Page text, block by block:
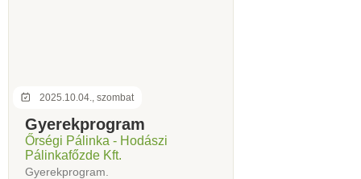
2025.10.04., szombat
Gyerekprogram
Őrségi Pálinka - Hodászi
Pálinkafőzde Kft.
Gyerekprogram.